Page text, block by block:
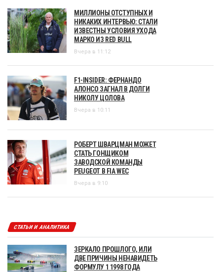
МИЛЛИОНЫ ОТСТУПНЫХ И
НИКАКИХ ИНТЕРВЬЮ: СТАЛИ
ИЗВЕСТНЫ УСЛОВИЯ УХОДА
МАРКО ИЗ RED BULL
Вчера в 11:12
F1-INSIDER: ФЕРНАНДО
АЛОНСО ЗАГНАЛ В ДОЛГИ
НИКОЛУ ЦОЛОВА
Вчера в 10:11
РОБЕРТ ШВАРЦМАН МОЖЕТ
СТАТЬ ГОНЩИКОМ
ЗАВОДСКОЙ КОМАНДЫ
PEUGEOT В FIA WEC
Вчера в 9:10
СТАТЬИ И АНАЛИТИКА
ЗЕРКАЛО ПРОШЛОГО, ИЛИ
ДВЕ ПРИЧИНЫ НЕНАВИДЕТЬ
ФОРМУЛУ 1 1998 ГОДА